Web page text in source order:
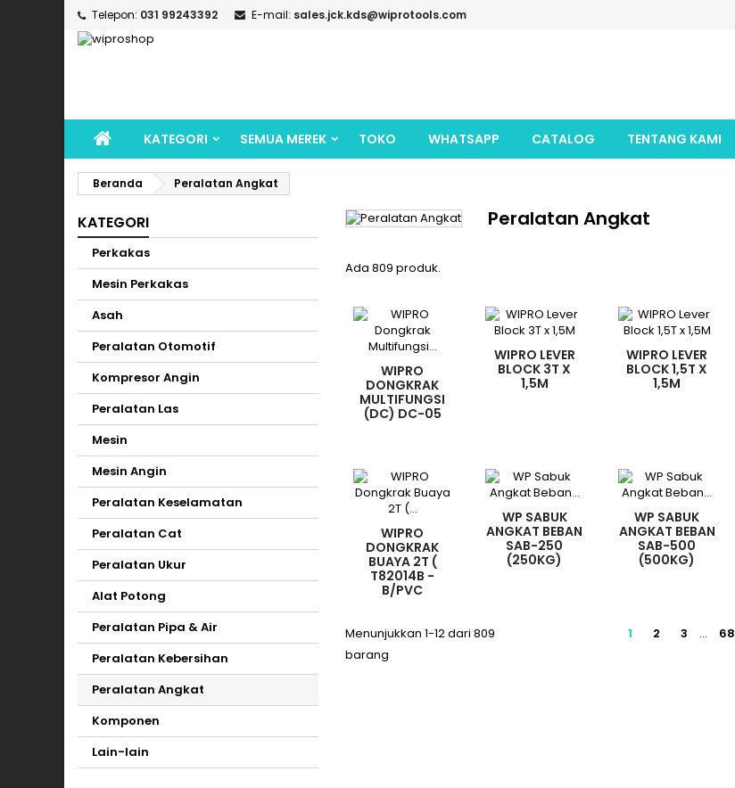
Telepon: 031 99243392 E-mail: sales.jck.kds@wiprotools.com
KATEGORI SEMUA MEREK TOKO WHATSAPP CATALOG TENTANG KAMI
Beranda Peralatan Angkat
KATEGORI
Perkakas
Mesin Perkakas
Asah
Peralatan Otomotif
Kompresor Angin
Peralatan Las
Mesin
Mesin Angin
Peralatan Keselamatan
Peralatan Cat
Peralatan Ukur
Alat Potong
Peralatan Pipa & Air
Peralatan Kebersihan
Peralatan Angkat
Komponen
Lain-lain
Peralatan Angkat
Ada 809 produk.
WIPRO
DONGKRAK
MULTIFUNGSI
(DC) DC-05
WIPRO LEVER
BLOCK 3T X
1,5M
WIPRO LEVER
BLOCK 1,5T X
1,5M
WIPRO
DONGKRAK
BUAYA 2T (
T82014B -
B/PVC
WP SABUK
ANGKAT BEBAN
SAB-250
(250KG)
WP SABUK
ANGKAT BEBAN
SAB-500
(500KG)
Menunjukkan 1-12 dari 809
barang
1 2 3 … 68